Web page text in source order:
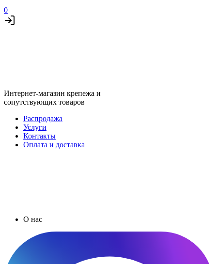
0
Интернет-магазин крепежа и
сопутствующих товаров
Распродажа
Услуги
Контакты
Оплата и доставка
О нас